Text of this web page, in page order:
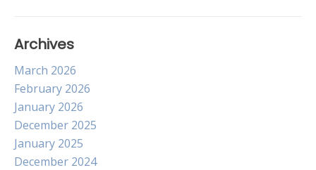
Archives
March 2026
February 2026
January 2026
December 2025
January 2025
December 2024